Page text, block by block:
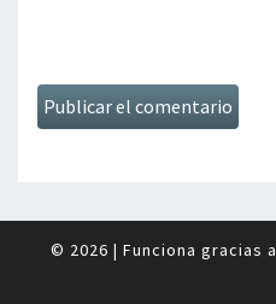
© 2026 | Funciona gracias a